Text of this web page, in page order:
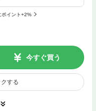
ポイント+2%
今すぐ買う
する